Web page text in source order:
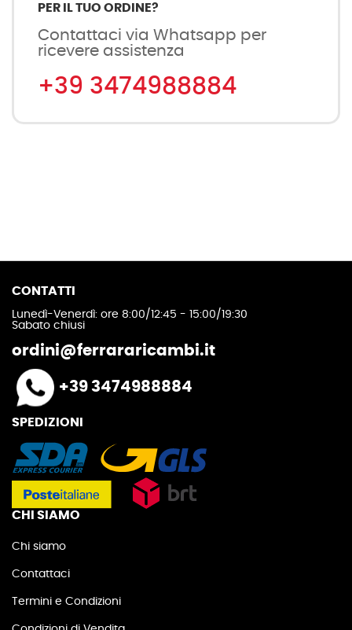
PER IL TUO ORDINE?
Contattaci via Whatsapp per
ricevere assistenza
+39 3474988884
CONTATTI
Lunedì-Venerdì: ore 8:00/12:45 - 15:00/19:30
Sabato chiusi
ordini@ferrararicambi.it
+39 3474988884
SPEDIZIONI
CHI SIAMO
Chi siamo
Contattaci
Termini e Condizioni